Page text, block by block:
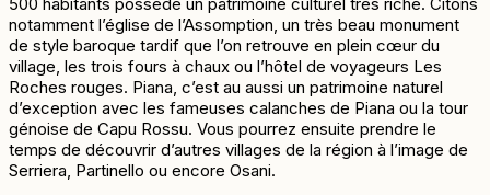
notamment l’église de l’Assomption, un très beau monument
de style baroque tardif que l’on retrouve en plein cœur du
village, les trois fours à chaux ou l’hôtel de voyageurs Les
Roches rouges. Piana, c’est au aussi un patrimoine naturel
d’exception avec les fameuses calanches de Piana ou la tour
génoise de Capu Rossu. Vous pourrez ensuite prendre le
temps de découvrir d’autres villages de la région à l’image de
Serriera, Partinello ou encore Osani.